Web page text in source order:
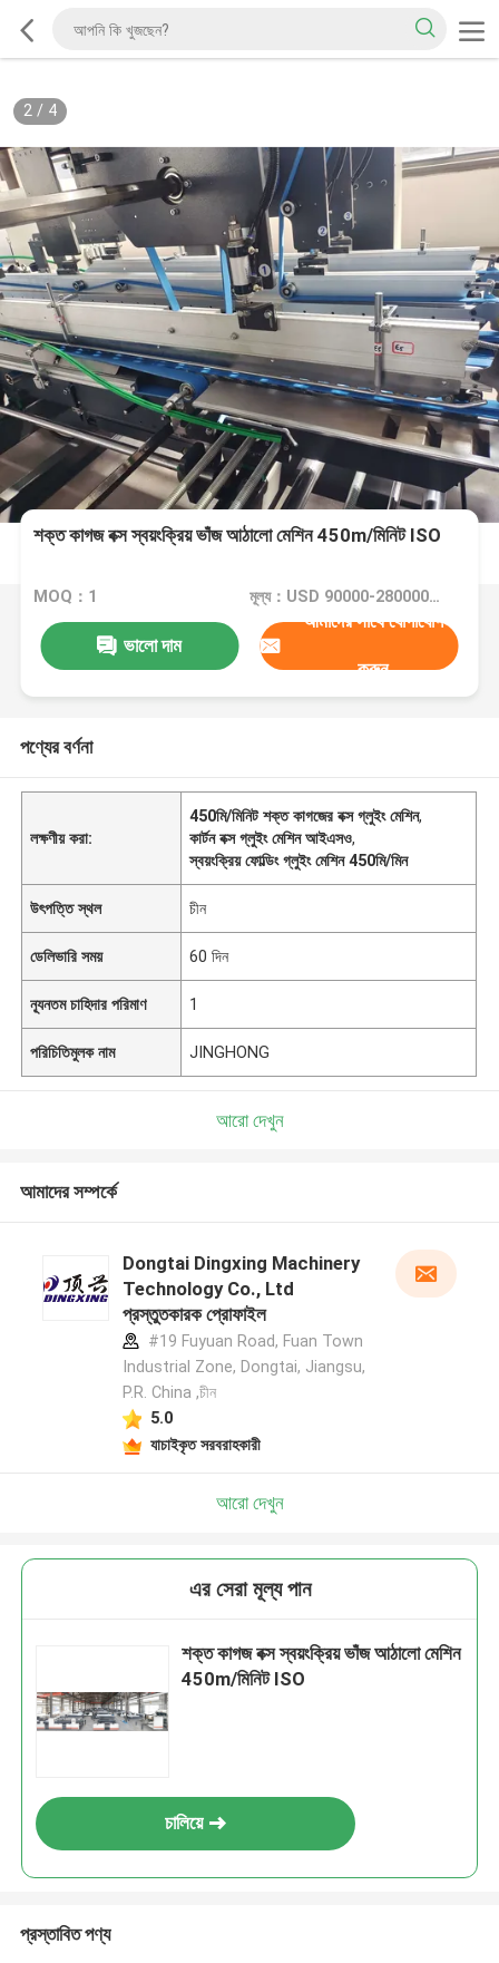
2/ 4
শক্ত কাগজ বক্স স্বয়ংক্রিয় ভাঁজ আঠালো মেশিন 450m/মিনিট ISO
MOQ：1 মূল্য：USD 90000-280000/SET
ভালো দাম
আমাদের সাথে যোগাযোগ
করুন
পণ্যের বর্ণনা
লক্ষণীয় করা:
450মি/মিনিট শক্ত কাগজের বক্স গ্লুইং মেশিন,
কার্টন বক্স গ্লুইং মেশিন আইএসও,
স্বয়ংক্রিয় ফোল্ডিং গ্লুইং মেশিন 450মি/মিন
উৎপত্তি স্থল চীন
ডেলিভারি সময় 60 দিন
ন্যূনতম চাহিদার পরিমাণ 1
পরিচিতিমুলক নাম JINGHONG
আরো দেখুন
আমাদের সম্পর্কে
Dongtai Dingxing Machinery
Technology Co., Ltd
প্রস্তুতকারক প্রোফাইল
#19 Fuyuan Road, Fuan Town
Industrial Zone, Dongtai, Jiangsu,
P.R. China ,চীন
5.0
যাচাইকৃত সরবরাহকারী
আরো দেখুন
এর সেরা মূল্য পান
শক্ত কাগজ বক্স স্বয়ংক্রিয় ভাঁজ আঠালো মেশিন
450m/মিনিট ISO
চালিয়ে
প্রস্তাবিত পণ্য